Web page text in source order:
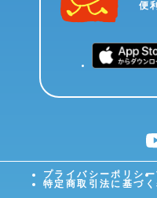
便
プライバシーポリシー
特定商取引法に基づ